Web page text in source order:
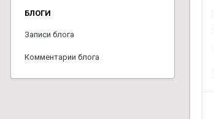
БЛОГИ
Записи блога
Комментарии блога